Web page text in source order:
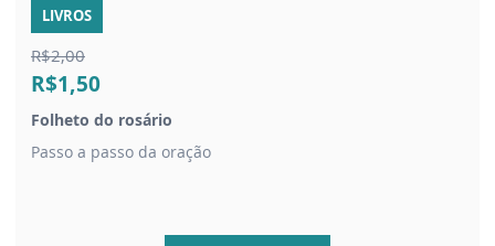
LIVROS
R$2,00
R$1,50
Folheto do rosário
Passo a passo da oração